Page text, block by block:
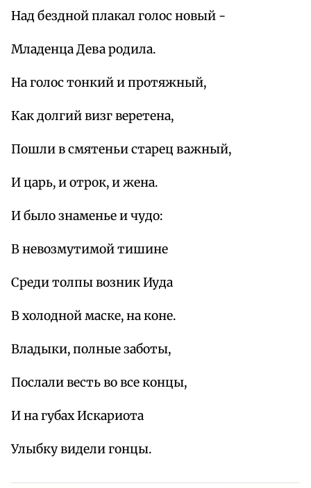
Над бездной плакал голос новый -
Младенца Дева родила.
На голос тонкий и протяжный,
Как долгий визг веретена,
Пошли в смятеньи старец важный,
И царь, и отрок, и жена.
И было знаменье и чудо:
В невозмутимой тишине
Среди толпы возник Иуда
В холодной маске, на коне.
Владыки, полные заботы,
Послали весть во все концы,
И на губах Искариота
Улыбку видели гонцы.